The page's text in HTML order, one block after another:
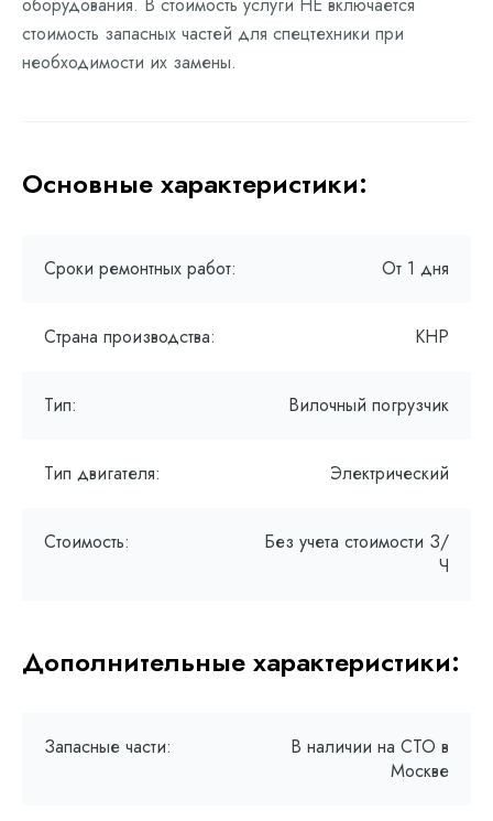
стоимость запасных частей для спецтехники при
необходимости их замены.
Основные характеристики:
Сроки ремонтных работ: От 1 дня
Страна производства: КНР
Тип: Вилочный погрузчик
Тип двигателя: Электрический
Стоимость:
Без учета стоимости З/
Ч
Дополнительные характеристики:
Запасные части:
В наличии на СТО в
Москве